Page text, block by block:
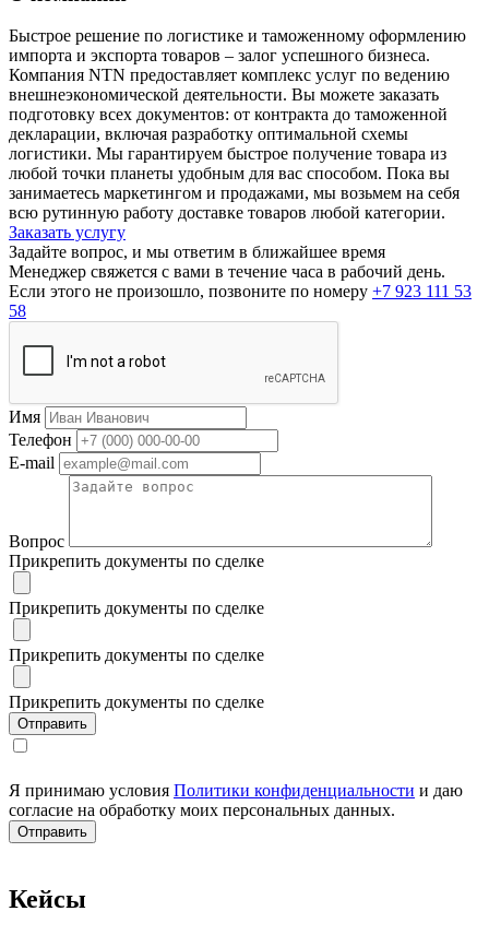
Быстрое решение по логистике и таможенному оформлению
импорта и экспорта товаров – залог успешного бизнеса.
Компания NTN предоставляет комплекс услуг по ведению
внешнеэкономической деятельности. Вы можете заказать
подготовку всех документов: от контракта до таможенной
декларации, включая разработку оптимальной схемы
логистики. Мы гарантируем быстрое получение товара из
любой точки планеты удобным для вас способом. Пока вы
занимаетесь маркетингом и продажами, мы возьмем на себя
всю рутинную работу доставке товаров любой категории.
Заказать услугу
Задайте вопрос, и мы ответим в ближайшее время
Менеджер свяжется с вами в течение часа в рабочий день.
Если этого не произошло, позвоните по номеру +7 923 111 53
58
Имя
Телефон
E-mail
Вопрос
Прикрепить документы по сделке
Прикрепить документы по сделке
Прикрепить документы по сделке
Прикрепить документы по сделке
Я принимаю условия Политики конфиденциальности и даю
согласие на обработку моих персональных данных.
Кейсы